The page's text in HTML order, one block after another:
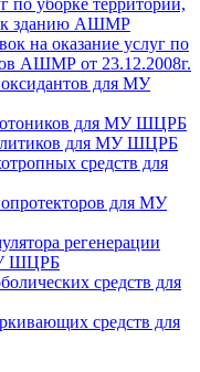
к зданию АШМР
на оказание услуг по
АШМР от 23.12.2008г.
для МУ
для МУ ШЦРБ
для МУ ШЦРБ
средств для
для МУ
регенерации
ШЦРБ
средств для
средств для